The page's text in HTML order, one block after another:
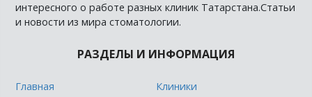
интересного о работе разных клиник Татарстана.Статьи
и новости из мира стоматологии.
РАЗДЕЛЫ И ИНФОРМАЦИЯ
Главная
Клиники